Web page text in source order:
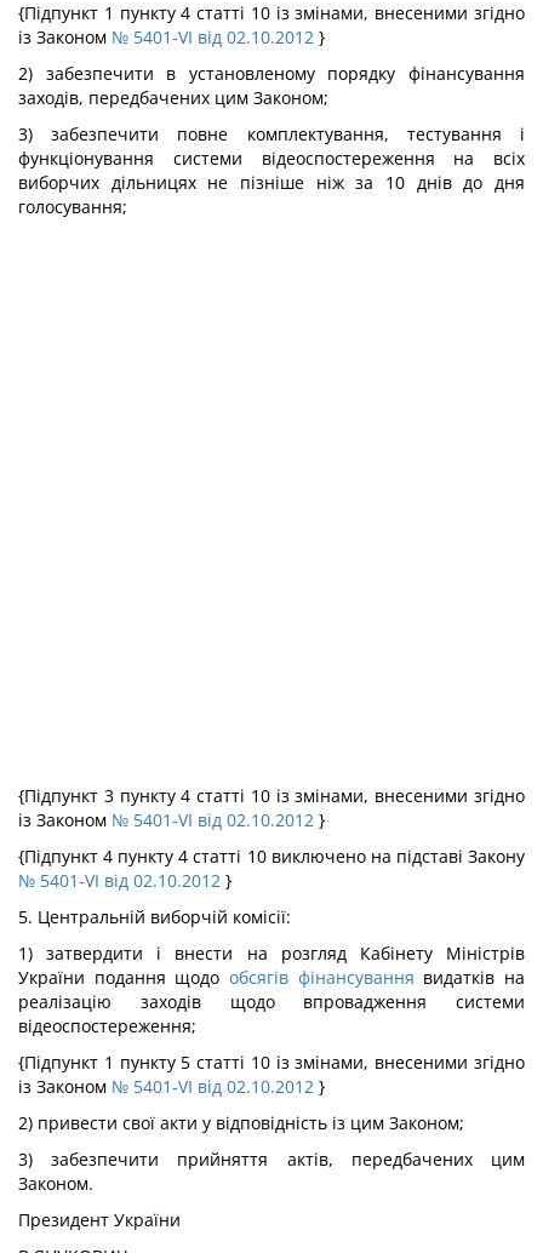
{Підпункт 1 пункту 4 статті 10 із змінами, внесеними згідно
із Законом № 5401-VI від 02.10.2012 }
2) забезпечити в установленому порядку фінансування
заходів, передбачених цим Законом;
3) забезпечити повне комплектування, тестування і
функціонування системи відеоспостереження на всіх
виборчих дільницях не пізніше ніж за 10 днів до дня
голосування;
{Підпункт 3 пункту 4 статті 10 із змінами, внесеними згідно
із Законом № 5401-VI від 02.10.2012 }
{Підпункт 4 пункту 4 статті 10 виключено на підставі Закону
№ 5401-VI від 02.10.2012 }
5. Центральній виборчій комісії:
1) затвердити і внести на розгляд Кабінету Міністрів
України подання щодо обсягів фінансування видатків на
реалізацію заходів щодо впровадження системи
відеоспостереження;
{Підпункт 1 пункту 5 статті 10 із змінами, внесеними згідно
із Законом № 5401-VI від 02.10.2012 }
2) привести свої акти у відповідність із цим Законом;
3) забезпечити прийняття актів, передбачених цим
Законом.
Президент України